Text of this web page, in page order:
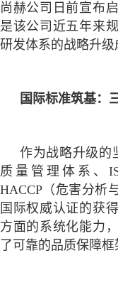
尚赫公司日前宣布
是该公司近五年来
研发体系的战略升级
国际标准筑基：
作为战略升级的
质量管理体系、
HACCP（危害分析
国际权威认证的获
方面的系统化能力
了可靠的品质保障框